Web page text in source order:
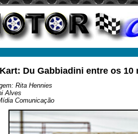
Kart: Du Gabbiadini entre os
Rita Hennies
Alves
Comunicação